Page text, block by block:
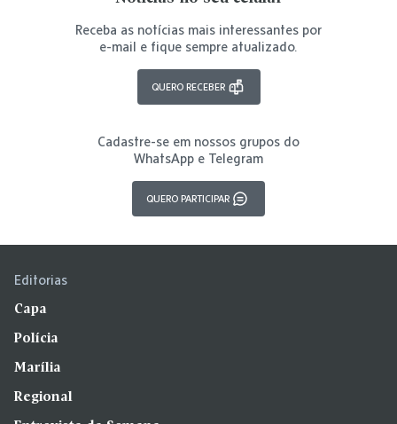
Receba as notícias mais interessantes por
e-mail e fique sempre atualizado.
QUERO RECEBER
Cadastre-se em nossos grupos do
WhatsApp e Telegram
QUERO PARTICIPAR
Editorias
Capa
Polícia
Marília
Regional